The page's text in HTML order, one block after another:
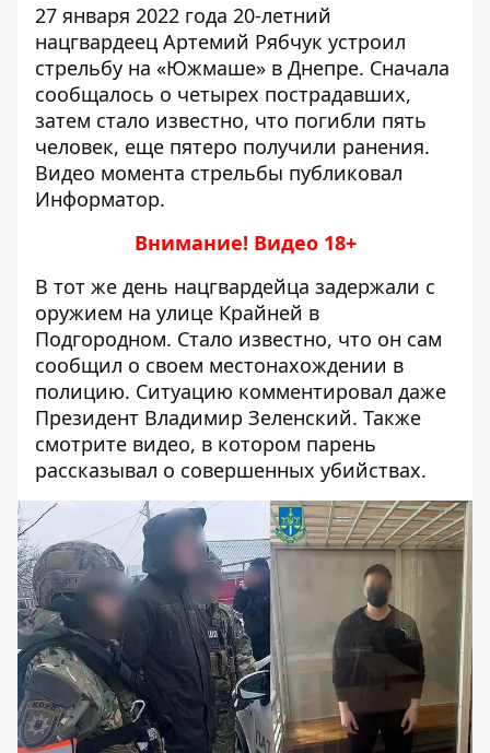
27 января 2022 года 20-летний
нацгвардеец Артемий Рябчук устроил
стрельбу на «Южмаше» в Днепре. Сначала
сообщалось о четырех пострадавших,
затем стало известно, что погибли пять
человек, еще пятеро получили ранения.
Видео момента стрельбы публиковал
Информатор.
Внимание! Видео 18+
В тот же день нацгвардейца задержали с
оружием на улице Крайней в
Подгородном. Стало известно, что он сам
сообщил о своем местонахождении в
полицию. Ситуацию комментировал даже
Президент Владимир Зеленский. Также
смотрите видео, в котором парень
рассказывал о совершенных убийствах.